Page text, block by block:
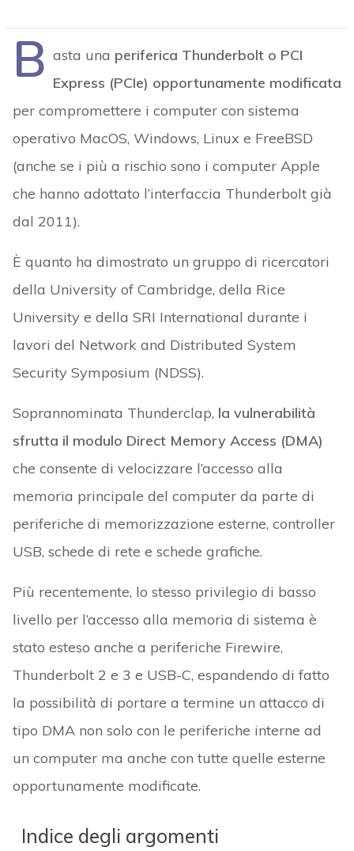
B asta una periferica Thunderbolt o PCI
Express (PCIe) opportunamente modificata
per compromettere i computer con sistema
operativo MacOS, Windows, Linux e FreeBSD
(anche se i più a rischio sono i computer Apple
che hanno adottato l’interfaccia Thunderbolt già
dal 2011).
È quanto ha dimostrato un gruppo di ricercatori
della University of Cambridge, della Rice
University e della SRI International durante i
lavori del Network and Distributed System
Security Symposium (NDSS).
Soprannominata Thunderclap, la vulnerabilità
sfrutta il modulo Direct Memory Access (DMA)
che consente di velocizzare l’accesso alla
memoria principale del computer da parte di
periferiche di memorizzazione esterne, controller
USB, schede di rete e schede grafiche.
Più recentemente, lo stesso privilegio di basso
livello per l’accesso alla memoria di sistema è
stato esteso anche a periferiche Firewire,
Thunderbolt 2 e 3 e USB-C, espandendo di fatto
la possibilità di portare a termine un attacco di
tipo DMA non solo con le periferiche interne ad
un computer ma anche con tutte quelle esterne
opportunamente modificate.
Indice degli argomenti